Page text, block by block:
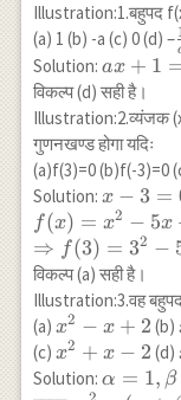
Illustration:1.बहुपद
(a) 1 (b) -a (c) 0 (d) –
Solution: a
x=-
{a}
ax + 1
विकल्प (d) सही है।
Illustration:2.व्यंजक
गुणनखण्ड होगा यदिः
(a)f(3)=0 (b)f(-3)=0
Solution: x-3=0
x=3 \\
x+6 \\
\times
3+6=9-
x − 3 =
f(x) = x2 − 5x
⇒ f(3) = 32 −
विकल्प (a) सही है।
Illustration:3.वह
(a) x^2-
x+2
x2 − x + 2 (b)
(c) x^2+x-
2
x2 + x − 2 (d)
Solution: α = 1, β